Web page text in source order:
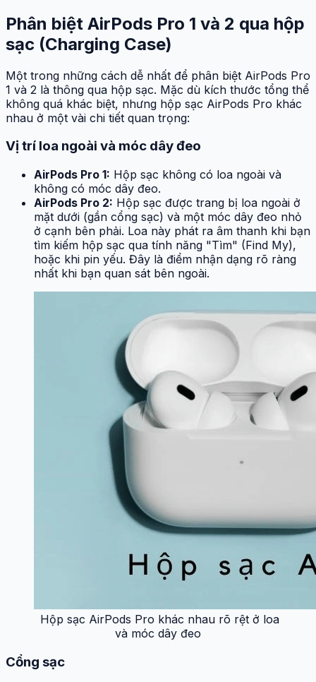
Phân biệt AirPods Pro 1 và 2 qua hộp
sạc (Charging Case)
Một trong những cách dễ nhất để phân biệt AirPods Pro
1 và 2 là thông qua hộp sạc. Mặc dù kích thước tổng thể
không quá khác biệt, nhưng hộp sạc AirPods Pro khác
nhau ở một vài chi tiết quan trọng:
Vị trí loa ngoài và móc dây đeo
AirPods Pro 1: Hộp sạc không có loa ngoài và
không có móc dây đeo.
AirPods Pro 2: Hộp sạc được trang bị loa ngoài ở
mặt dưới (gần cổng sạc) và một móc dây đeo nhỏ
ở cạnh bên phải. Loa này phát ra âm thanh khi bạn
tìm kiếm hộp sạc qua tính năng "Tìm" (Find My),
hoặc khi pin yếu. Đây là điểm nhận dạng rõ ràng
nhất khi bạn quan sát bên ngoài.
Hộp sạc AirPods Pro khác nhau rõ rệt ở loa
và móc dây đeo
Cổng sạc